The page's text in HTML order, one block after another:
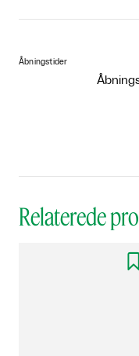
Åbningstider
Relaterede
